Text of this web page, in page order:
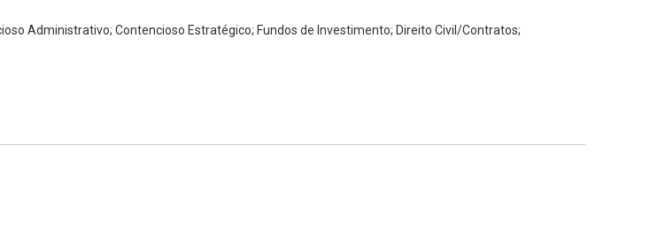
Administrativo; Contencioso Estratégico; Fundos de Investimento; Direito Civil/Contratos;